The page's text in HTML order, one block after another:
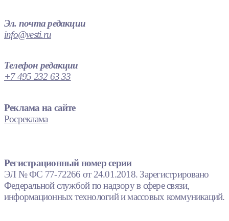
Эл. почта редакции
info@vesti.ru
Телефон редакции
+7 495 232 63 33
Реклама на сайте
Росреклама
Регистрационный номер серии
ЭЛ № ФС 77-72266 от 24.01.2018. Зарегистрировано
Федеральной службой по надзору в сфере связи,
информационных технологий и массовых коммуникаций.